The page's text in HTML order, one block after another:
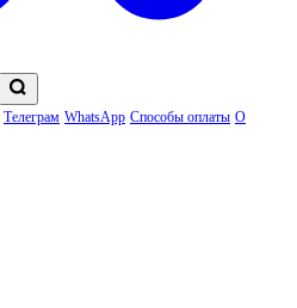
Телеграм WhatsApp Способы оплаты О